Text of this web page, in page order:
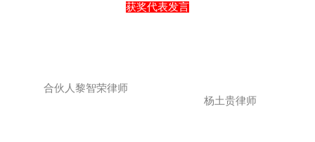
获奖代表发言
合伙人黎智荣律师
杨土贵律师